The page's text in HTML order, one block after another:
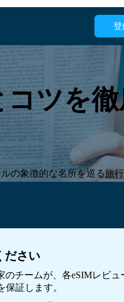
登
ルーシ ベル
チリ
ロス
プト エス
All 目的地s
ツを
の象徴的な名所を巡る旅
ださい
チームが、各eSIMレビュ
証します。